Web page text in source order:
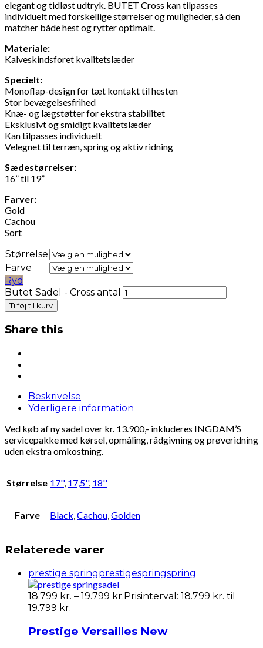
elegant og tidløst udtryk. BUTET Cross kan tilpasses
individuelt med forskellige størrelser og muligheder, så den
matcher både hest og rytter optimalt.
Materiale:
Kalveskindsforet kvalitetslæder
Specielt:
Monoflap-design for tæt kontakt til hesten
Stor bevægelsesfrihed
Knæ- og lægstøtter for ekstra stabilitet
Eksklusivt og smidigt kvalitetslæder
Kan tilpasses individuelt
Velegnet til terræn, spring og aktiv ridning
Sædestørrelser:
16” til 19”
Farver:
Gold
Cachou
Sort
Størrelse
Farve
Ryd
Butet Sadel - Cross antal
Tilføj til kurv
Share this
Beskrivelse
Yderligere information
Ved køb af ny sadel over kr. 13.900,- inkluderes INGDAM’S
servicepakke med kørsel, opmåling, rådgivning og prøveridning
uden ekstra omkostning.
Størrelse 17'', 17,5'', 18''
Farve Black,Cachou,Golden
Relaterede varer
prestige springprestigespringspring
18.799 kr. – 19.799 kr. Prisinterval: 18.799 kr. til
19.799 kr.
Prestige Versailles New